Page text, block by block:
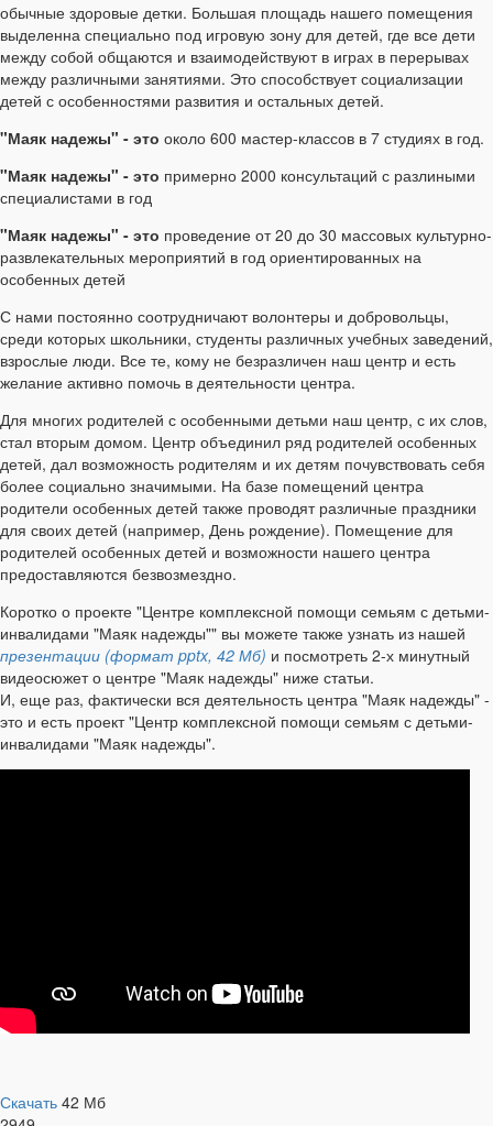
обычные здоровые детки. Большая площадь нашего помещения
выделенна специально под игровую зону для детей, где все дети
между собой общаются и взаимодействуют в играх в перерывах
между различными занятиями. Это способствует социализации
детей с особенностями развития и остальных детей.
"Маяк надежы" - это около 600 мастер-классов в 7 студиях в год.
"Маяк надежы" - это примерно 2000 консультаций с разлиными
специалистами в год
"Маяк надежы" - это проведение от 20 до 30 массовых культурно-
развлекательных мероприятий в год ориентированных на
особенных детей
С нами постоянно соотрудничают волонтеры и добровольцы,
среди которых школьники, студенты различных учебных заведений,
взрослые люди. Все те, кому не безразличен наш центр и есть
желание активно помочь в деятельности центра.
Для многих родителей с особенными детьми наш центр, с их слов,
стал вторым домом. Центр объединил ряд родителей особенных
детей, дал возможность родителям и их детям почувствовать себя
более социально значимыми. На базе помещений центра
родители особенных детей также проводят различные праздники
для своих детей (например, День рождение). Помещение для
родителей особенных детей и возможности нашего центра
предоставляются безвозмездно.
Коротко о проекте "Центре комплексной помощи семьям с детьми-
инвалидами "Маяк надежды"" вы можете также узнать из нашей
презентации (формат pptx, 42 Мб) и посмотреть 2-х минутный
видеосюжет о центре "Маяк надежды" ниже статьи.
И, еще раз, фактически вся деятельность центра "Маяк надежды" -
это и есть проект "Центр комплексной помощи семьям с детьми-
инвалидами "Маяк надежды".
Скачать 42 Мб